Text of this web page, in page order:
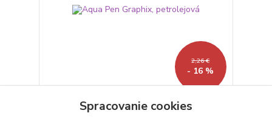
2,26 €
- 16 %
Aqua Pen Graphix, petrolejová
Spracovanie cookies